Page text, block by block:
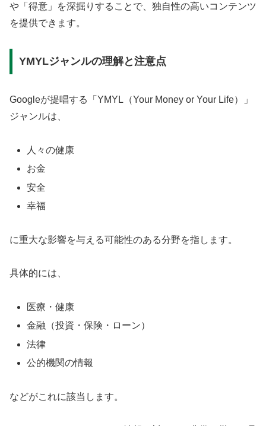
や「得意」を深掘りすることで、独自性の高いコンテンツ
を提供できます。
YMYLジャンルの理解と注意点
Googleが提唱する「YMYL（Your Money or Your Life）」
ジャンルは、
人々の健康
お金
安全
幸福
に重大な影響を与える可能性のある分野を指します。
具体的には、
医療・健康
金融（投資・保険・ローン）
法律
公的機関の情報
などがこれに該当します。